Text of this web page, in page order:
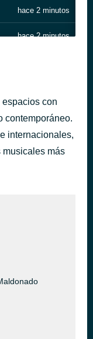
hace 2 minutos
hace 2 minutos
hace 11 minutos
con
contemporáneo.
internacionales,
musicales más